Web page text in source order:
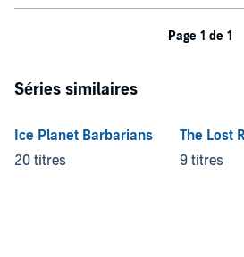
Page 1 de 1
Séries similaires
Ice Planet Barbarians
20 titres
The Lost
9 titres